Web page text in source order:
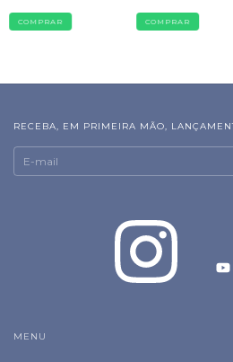
RECEBA, EM PRIMEIRA MÃO,
MENU